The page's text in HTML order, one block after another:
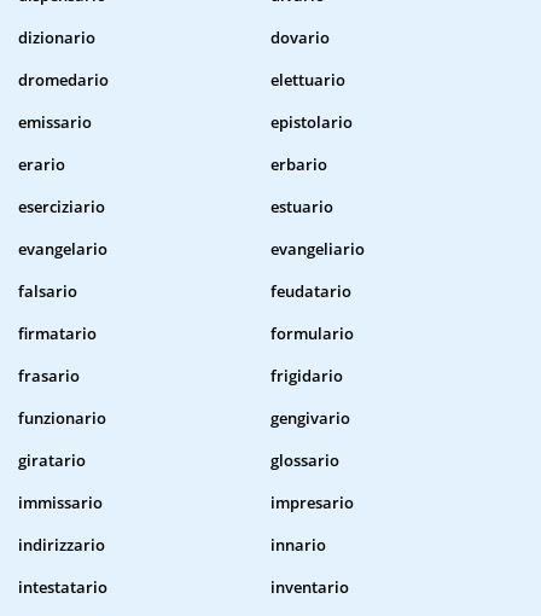
dizionario
dovario
dromedario
elettuario
emissario
epistolario
erario
erbario
eserciziario
estuario
evangelario
evangeliario
falsario
feudatario
firmatario
formulario
frasario
frigidario
funzionario
gengivario
giratario
glossario
immissario
impresario
indirizzario
innario
intestatario
inventario